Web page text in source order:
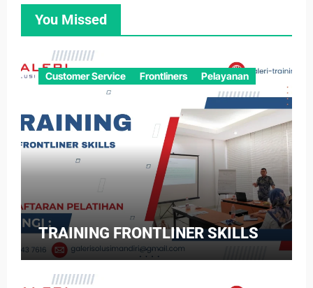
You Missed
Customer Service Frontliners Pelayanan
TRAINING FRONTLINER SKILLS